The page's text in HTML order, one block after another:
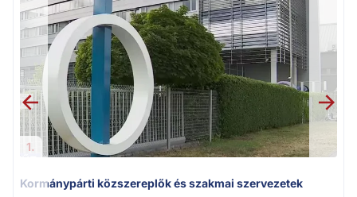
1.
Kormánypárti közszereplők és szakmai szervezetek